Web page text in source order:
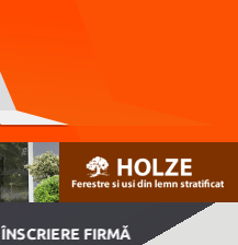
ÎNSCRIERE FIRMĂ